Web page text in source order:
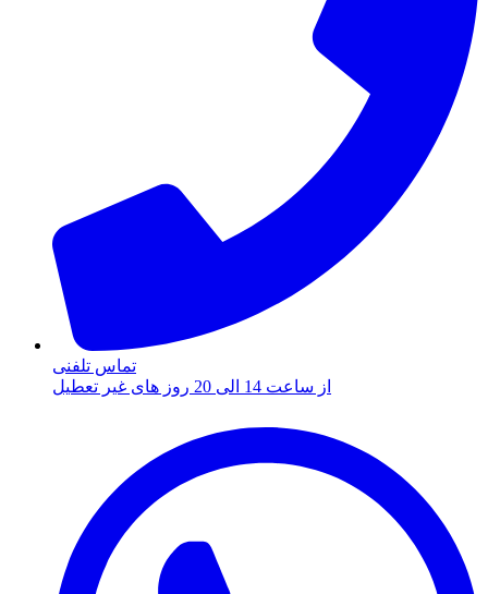
تماس تلفنی
از ساعت 14 الی 20 روز های غیر تعطیل